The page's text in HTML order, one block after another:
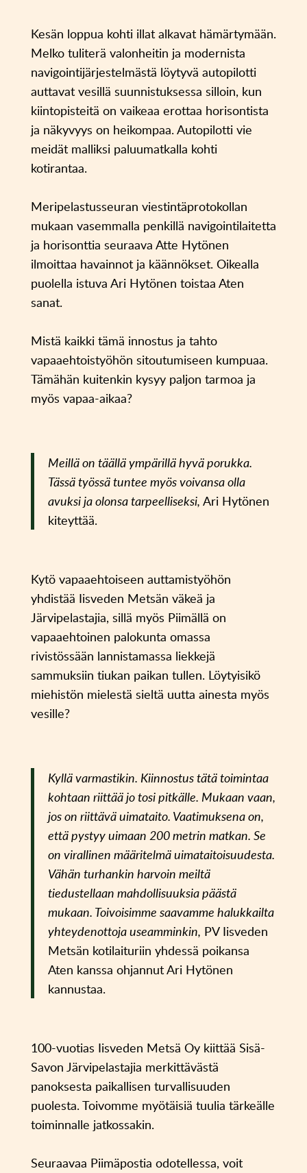
Kesän loppua kohti illat alkavat hämärtymään.
Melko tuliterä valonheitin ja modernista
navigointijärjestelmästä löytyvä autopilotti
auttavat vesillä suunnistuksessa silloin, kun
kiintopisteitä on vaikeaa erottaa horisontista
ja näkyvyys on heikompaa. Autopilotti vie
meidät malliksi paluumatkalla kohti
kotirantaa.
Meripelastusseuran viestintäprotokollan
mukaan vasemmalla penkillä navigointilaitetta
ja horisonttia seuraava Atte Hytönen
ilmoittaa havainnot ja käännökset. Oikealla
puolella istuva Ari Hytönen toistaa Aten
sanat.
Mistä kaikki tämä innostus ja tahto
vapaaehtoistyöhön sitoutumiseen kumpuaa.
Tämähän kuitenkin kysyy paljon tarmoa ja
myös vapaa-aikaa?
Meillä on täällä ympärillä hyvä porukka.
Tässä työssä tuntee myös voivansa olla
avuksi ja olonsa tarpeelliseksi, Ari Hytönen
kiteyttää.
Kytö vapaaehtoiseen auttamistyöhön
yhdistää Iisveden Metsän väkeä ja
Järvipelastajia, sillä myös Piimällä on
vapaaehtoinen palokunta omassa
rivistössään lannistamassa liekkejä
sammuksiin tiukan paikan tullen. Löytyisikö
miehistön mielestä sieltä uutta ainesta myös
vesille?
Kyllä varmastikin. Kiinnostus tätä toimintaa
kohtaan riittää jo tosi pitkälle. Mukaan vaan,
jos on riittävä uimataito. Vaatimuksena on,
että pystyy uimaan 200 metrin matkan. Se
on virallinen määritelmä uimataitoisuudesta.
Vähän turhankin harvoin meiltä
tiedustellaan mahdollisuuksia päästä
mukaan. Toivoisimme saavamme halukkailta
yhteydenottoja useamminkin, PV Iisveden
Metsän kotilaituriin yhdessä poikansa
Aten kanssa ohjannut Ari Hytönen
kannustaa.
100-vuotias Iisveden Metsä Oy kiittää Sisä-
Savon Järvipelastajia merkittävästä
panoksesta paikallisen turvallisuuden
puolesta. Toivomme myötäisiä tuulia tärkeälle
toiminnalle jatkossakin.
Seuraavaa Piimäpostia odotellessa, voit